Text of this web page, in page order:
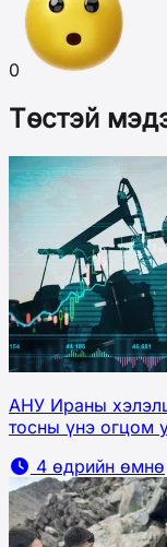
0
Төстэй
АНУ Ираны
тосны үнэ огцом
4 өдрийн өмнө